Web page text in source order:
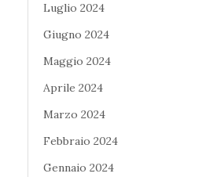
Luglio 2024
Giugno 2024
Maggio 2024
Aprile 2024
Marzo 2024
Febbraio 2024
Gennaio 2024